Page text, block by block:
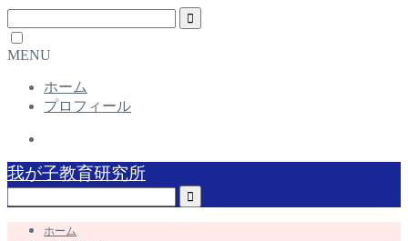
MENU
ホーム
プロフィール
我が子教育研究所
ホーム